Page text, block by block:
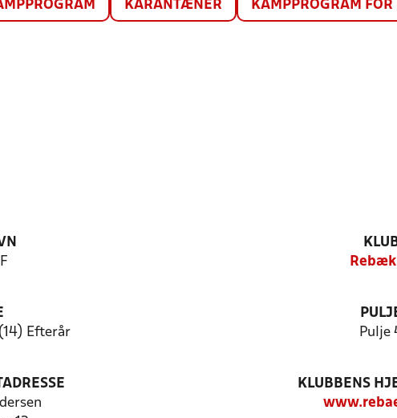
KARANTÆNER KAMPPROGRAM FOR
Efterår
Pulje
KLUBBENS